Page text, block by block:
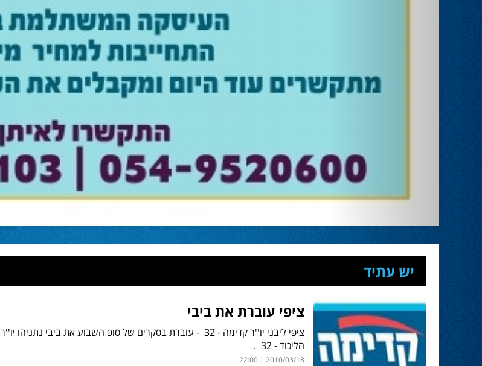
יש עתיד
ציפי עוברת את ביבי
ציפי ליבני יו''ר קדימה - 32 - עוברת בסקרים של סופ השבוע את ביבי נתניהו יו''ר
הליכוד - 32 .
2010/03/18 | 22:00